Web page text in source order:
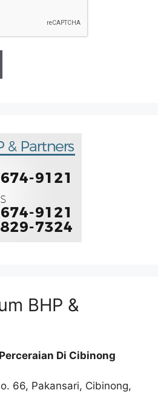
BHP &
Di Cibinong
66, Pakansari, Cibinong,